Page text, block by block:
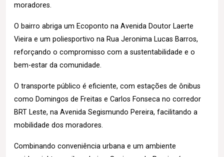
moradores.
O bairro abriga um Ecoponto na Avenida Doutor Laerte
Vieira e um poliesportivo na Rua Jeronima Lucas Barros,
reforçando o compromisso com a sustentabilidade e o
bem-estar da comunidade.
O transporte público é eficiente, com estações de ônibus
como Domingos de Freitas e Carlos Fonseca no corredor
BRT Leste, na Avenida Segismundo Pereira, facilitando a
mobilidade dos moradores.
Combinando conveniência urbana e um ambiente